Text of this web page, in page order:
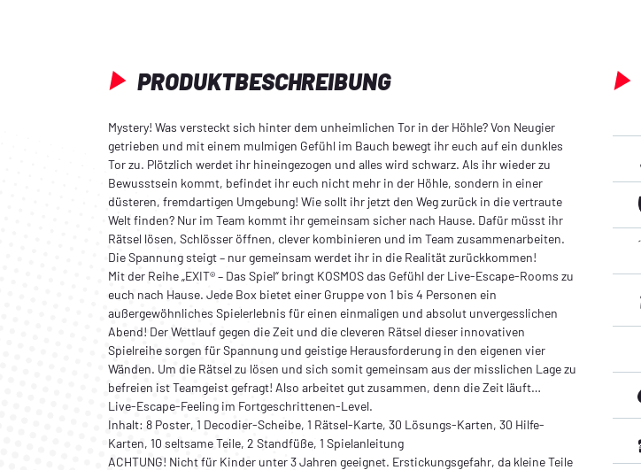
PRODUKTBESCHREIBUNG
Mystery! Was versteckt sich hinter dem unheimlichen Tor in der Höhle? Von Neugier
getrieben und mit einem mulmigen Gefühl im Bauch bewegt ihr euch auf ein dunkles
Tor zu. Plötzlich werdet ihr hineingezogen und alles wird schwarz. Als ihr wieder zu
Bewusstsein kommt, befindet ihr euch nicht mehr in der Höhle, sondern in einer
düsteren, fremdartigen Umgebung! Wie sollt ihr jetzt den Weg zurück in die vertraute
Welt finden? Nur im Team kommt ihr gemeinsam sicher nach Hause. Dafür müsst ihr
Rätsel lösen, Schlösser öffnen, clever kombinieren und im Team zusammenarbeiten.
Die Spannung steigt – nur gemeinsam werdet ihr in die Realität zurückkommen!
Mit der Reihe „EXIT® – Das Spiel“ bringt KOSMOS das Gefühl der Live-Escape-Rooms zu
euch nach Hause. Jede Box bietet einer Gruppe von 1 bis 4 Personen ein
außergewöhnliches Spielerlebnis für einen einmaligen und absolut unvergesslichen
Abend! Der Wettlauf gegen die Zeit und die cleveren Rätsel dieser innovativen
Spielreihe sorgen für Spannung und geistige Herausforderung in den eigenen vier
Wänden. Um die Rätsel zu lösen und sich somit gemeinsam aus der misslichen Lage zu
befreien ist Teamgeist gefragt! Also arbeitet gut zusammen, denn die Zeit läuft…
Live-Escape-Feeling im Fortgeschrittenen-Level.
Inhalt: 8 Poster, 1 Decodier-Scheibe, 1 Rätsel-Karte, 30 Lösungs-Karten, 30 Hilfe-
Karten, 10 seltsame Teile, 2 Standfüße, 1 Spielanleitung
ACHTUNG! Nicht für Kinder unter 3 Jahren geeignet. Erstickungsgefahr, da kleine Teile